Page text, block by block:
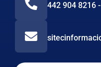
442 904 8216